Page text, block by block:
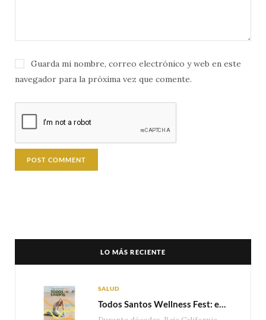
Guarda mi nombre, correo electrónico y web en este
navegador para la próxima vez que comente.
LO MÁS RECIENTE
SALUD
Todos Santos Wellness Fest: el evento de bienestar que está transformando a Baja California Sur en un nuevo referente para el turismo wellness